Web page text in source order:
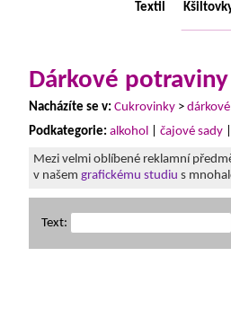
Textil
Dárkové potraviny
Nacházíte se v: Cukrovinky >
Podkategorie: alkohol čajové sady
Mezi velmi oblíbené reklamní
v našem grafickému studiu s
Text: